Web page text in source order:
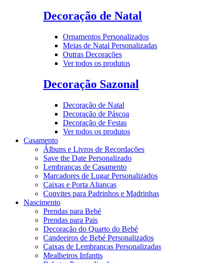
Decoração de Natal
Ornamentos Personalizados
Meias de Natal Personalizadas
Outras Decorações
Ver todos os produtos
Decoração Sazonal
Decoração de Natal
Decoração de Páscoa
Decoração de Festas
Ver todos os produtos
Casamento
Álbuns e Livros de Recordações
Save the Date Personalizado
Lembranças de Casamento
Marcadores de Lugar Personalizados
Caixas e Porta Alianças
Convites para Padrinhos e Madrinhas
Nascimento
Prendas para Bebé
Prendas para Pais
Decoração do Quarto do Bebé
Candeeiros de Bebé Personalizados
Caixas de Lembranças Personalizadas
Mealheiros Infantis